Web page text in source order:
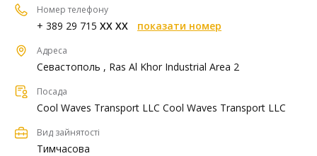
Номер телефону
+ 389 29 715 XX XX показати номер
Адреса
Севастополь , Ras Al Khor Industrial Area 2
Посада
Cool Waves Transport LLC Cool Waves Transport LLC
Вид зайнятості
Тимчасова